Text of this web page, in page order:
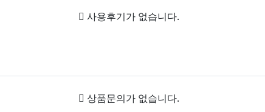
사용후기가 없습니다.
상품문의가 없습니다.